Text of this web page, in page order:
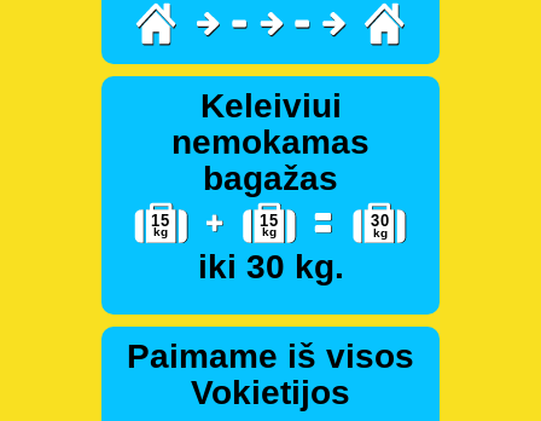
Keleiviui
nemokamas
bagažas
iki 30 kg.
Paimame iš visos
Vokietijos